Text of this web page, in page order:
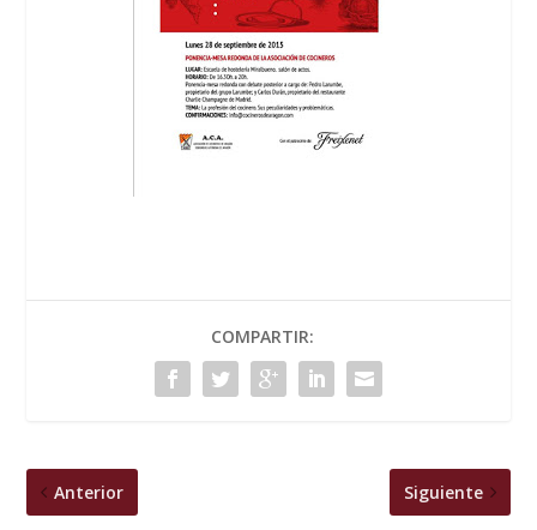
COMPARTIR:
Anterior Siguiente